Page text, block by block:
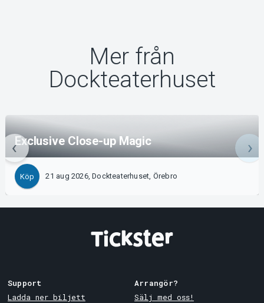
Mer från
Dockteaterhuset
Exclusive Close-up Magic
Köp 21 aug 2026, Dockteaterhuset, Örebro
Support
Ladda ner biljett
Arrangör?
Sälj med oss!